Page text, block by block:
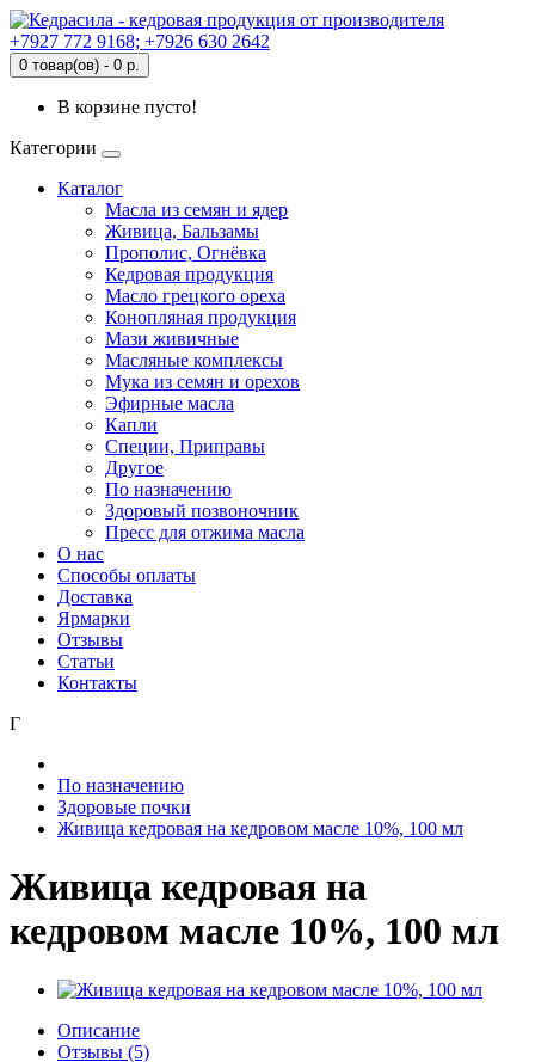
+7927 772 9168; +7926 630 2642
0 товар(ов) - 0 р.
В корзине пусто!
Категории
Каталог
Масла из семян и ядер
Живица, Бальзамы
Прополис, Огнёвка
Кедровая продукция
Масло грецкого ореха
Конопляная продукция
Мази живичные
Масляные комплексы
Мука из семян и орехов
Эфирные масла
Капли
Специи, Приправы
Другое
По назначению
Здоровый позвоночник
Пресс для отжима масла
О нас
Способы оплаты
Доставка
Ярмарки
Отзывы
Статьи
Контакты
Г
По назначению
Здоровые почки
Живица кедровая на кедровом масле 10%, 100 мл
Живица кедровая на
кедровом масле 10%, 100 мл
Описание
Отзывы (5)